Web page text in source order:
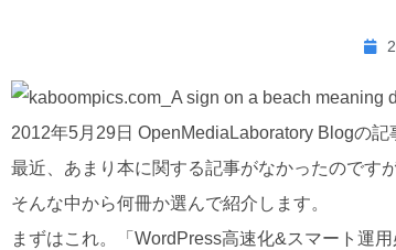
2012年5月29日 OpenMediaLaboratory Blogの記
最近、あまり本に関する記事がなかったのです
そんな中から何冊か選んで紹介します。
まずはこれ。「WordPress高速化&スマート運用